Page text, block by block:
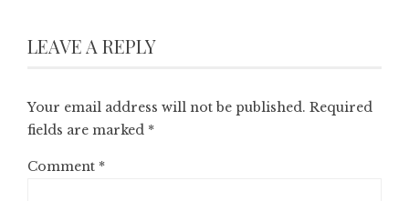
LEAVE A REPLY
Your email address will not be published. Required
fields are marked *
Comment *